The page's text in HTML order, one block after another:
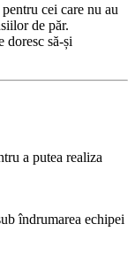
cei care nu au
de păr.
doresc să-și
a putea realiza
îndrumarea echipei